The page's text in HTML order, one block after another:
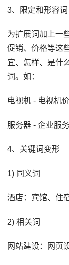
3、限定和形容词
为扩展词加上一
促销、价格等这
宜、怎样、是什
词。如：
电视机 - 电视机
服务器 - 企业服
4、关键词变形
1) 同义词
酒店：宾馆、住
2) 相关词
网站建设：网页